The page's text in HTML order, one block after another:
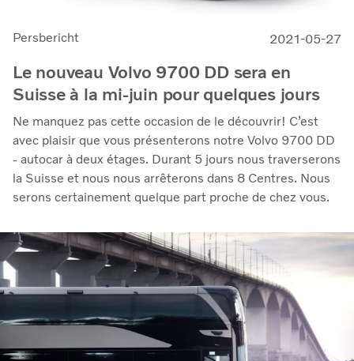
Persbericht 2021-05-27
Le nouveau Volvo 9700 DD sera en
Suisse à la mi-juin pour quelques jours
Ne manquez pas cette occasion de le découvrir! C’est
avec plaisir que vous présenterons notre Volvo 9700 DD
- autocar à deux étages. Durant 5 jours nous traverserons
la Suisse et nous nous arrêterons dans 8 Centres. Nous
serons certainement quelque part proche de chez vous.